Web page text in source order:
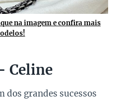
na imagem e confira mais
Celine
dos grandes sucessos